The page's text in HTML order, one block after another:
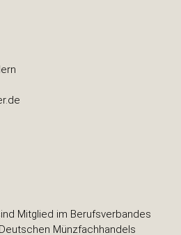
Mitglied im Berufsverbandes
Münzfachhandels